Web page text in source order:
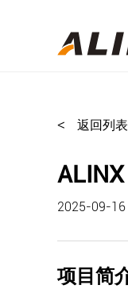
< 返回列表
2025-09-16
项目简